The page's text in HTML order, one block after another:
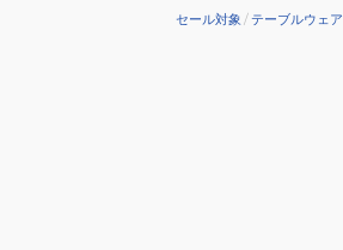
セール対象 /テーブルウェア